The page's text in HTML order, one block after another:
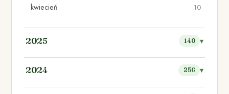
kwiecień 10
2025 140
2024 256